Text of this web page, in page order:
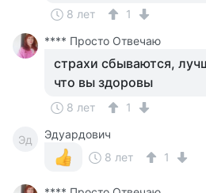
8 лет
1
**** Просто Отвечаю
страхи сбываются,
что вы здоровы
8 лет 1
Эд
Эдуардович
8 лет
1